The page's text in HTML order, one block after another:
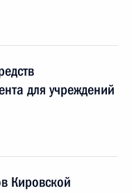
для учреждений
Кировской